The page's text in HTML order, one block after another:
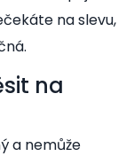
na slevu,
na
a nemůže